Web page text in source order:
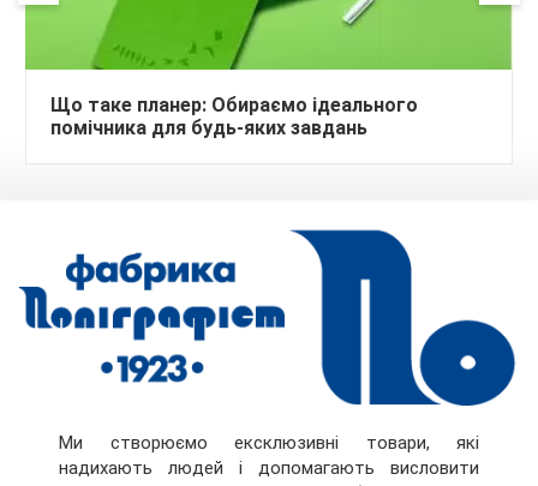
Що таке планер: Обираємо ідеального
помічника для будь-яких завдань
Ми створюємо ексклюзивні товари, які
надихають людей і допомагають висловити